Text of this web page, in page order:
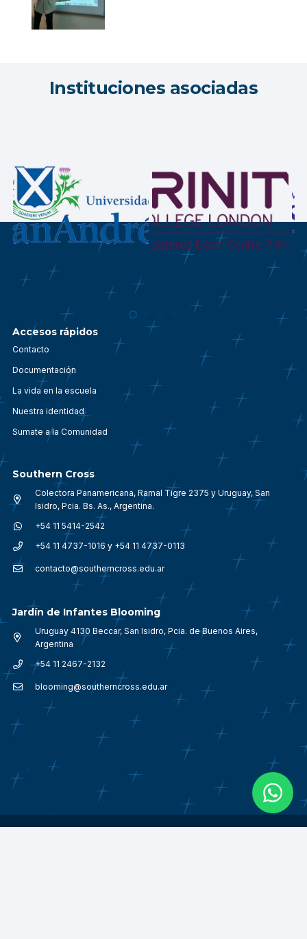
Instituciones asociadas
Accesos rápidos
Contacto
Documentación
La vida en la escuela
Nuestra identidad
Sumate a la Comunidad
Southern Cross
Colectora Panamericana, Ramal Tigre 2375 y Uruguay, San
Isidro, Pcia. Bs. As., Argentina.
+54 11 5414-2542
+54 11 4737-1016 y +54 11 4737-0113
contacto@southerncross.edu.ar
Jardín de Infantes Blooming
Uruguay 4130 Beccar, San Isidro, Pcia. de Buenos Aires,
Argentina
+54 11 2467-2132
blooming@southerncross.edu.ar